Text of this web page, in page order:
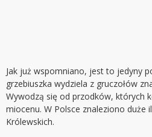
Jak już wspomniano, jest to jedyny
grzebiuszka wydziela z gruczołów
Wywodzą się od przodków, których
miocenu. W Polsce znaleziono duże
Królewskich.